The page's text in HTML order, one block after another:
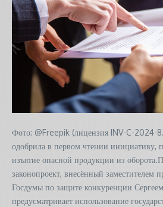
Фото: @Freepik (лицензия INV-C-2024-
одобрила в первом чтении инициативу,
изъятие опасной продукции из
законопроект, внесённый заместителем
Госдумы по защите конкуренции
предусматривает использование